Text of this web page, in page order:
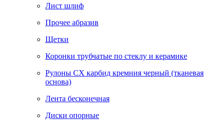
Лист шлиф
Прочее абразив
Щетки
Коронки трубчатые по стеклу и керамике
Рулоны CX карбид кремния черный (тканевая
основа)
Лента бесконечная
Диски опорные